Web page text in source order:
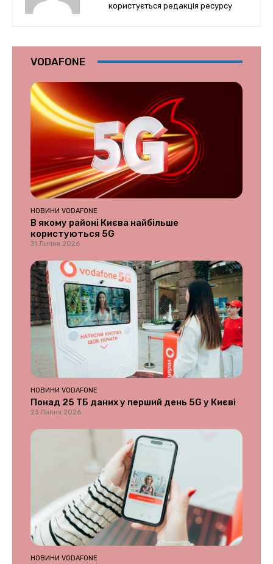
користується редакція ресурсу
VODAFONE
НОВИНИ VODAFONE
В якому районі Києва найбільше
користуються 5G
31 Липня 2026
НОВИНИ VODAFONE
Понад 25 ТБ даних у перший день 5G у Києві
23 Липня 2026
НОВИНИ VODAFONE